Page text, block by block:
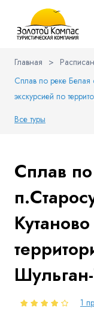
О компании
Расписание
Туристам
Заказ
Контакты
Главная >
Сплав по реке Белая
экскурсией по
Все туры
Сплав
1
Варианты
Обратная
Имя
Телефон
Куда бы Вы
Я даю согласие
ознакомлен с
обработки